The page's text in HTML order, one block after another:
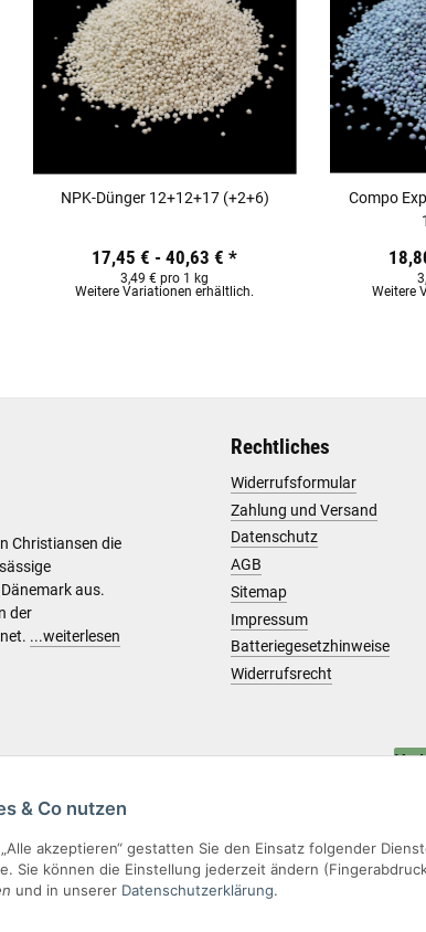
NPK-Dünger 12+12+17 (+2+6)
17,45 € -40,63 €*
3,49 € pro 1 kg
Weitere Variationen erhältlich.
Compo
Weitere
Christiansen die
aus.
der
...weiterlesen
Rechtliches
Widerrufsformular
Zahlung und Versand
Datenschutz
AGB
Sitemap
Impressum
Batteriegesetzhinweise
Widerrufsrecht
& Co nutzen
akzeptieren“ gestatten Sie den Einsatz folgender
Sie können die Einstellung jederzeit ändern
und in unserer Datenschutzerklärung.